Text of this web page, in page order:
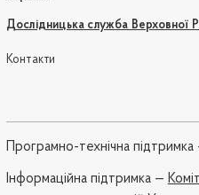
Дослідницька служба Верховної
Контакти
Програмно-технічна підтримка
Iнформаційна підтримка —